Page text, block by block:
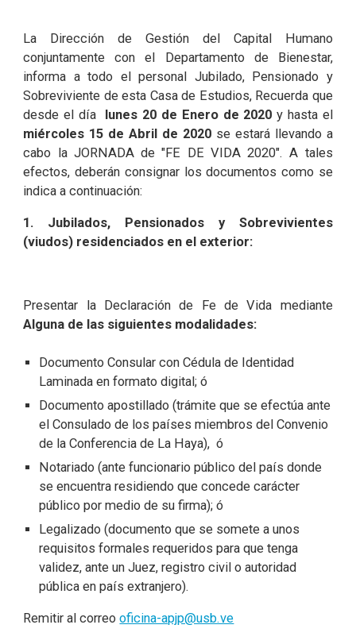
La Dirección de Gestión del Capital Humano
conjuntamente con el Departamento de Bienestar,
informa a todo el personal Jubilado, Pensionado y
Sobreviviente de esta Casa de Estudios, Recuerda que
desde el día
lunes 20 de Enero de 2020 y hasta el
miércoles 15 de Abril de 2020se estará llevando a
cabo la JORNADA de "FE DE VIDA 2020". A tales
efectos, deberán consignar los documentos como se
indica a continuación:
1. Jubilados, Pensionados y Sobrevivientes
(viudos) residenciados en el exterior:
Presentar la Declaración de Fe de Vida mediante
Alguna de las siguientes modalidades:
Documento Consular con Cédula de Identidad
Laminada en formato digital; ó
Documento apostillado (trámite que se efectúa ante
el Consulado de los países miembros del Convenio
de la Conferencia de La Haya), ó
Notariado (ante funcionario público del país donde
se encuentra residiendo que concede carácter
público por medio de su firma); ó
Legalizado (documento que se somete a unos
requisitos formales requeridos para que tenga
validez, ante un Juez, registro civil o autoridad
pública en país extranjero).
Remitir al correooficina-apjp@usb.ve